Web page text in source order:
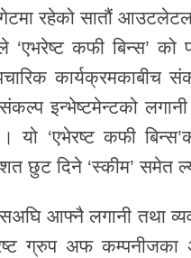
रहेको सातौं
‘एभरेष्ट कफी बिन्स’
कार्यक्रमकाबीच
इन्भेष्टमेन्टको
‘एभेरष्ट कफी
छुट दिने ‘स्कीम’ समेत
आफ्नै लगानी तथा
ग्रुप अफ